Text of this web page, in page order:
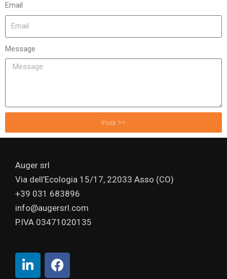
Email
Message
Invia >>
Auger srl
Via dell’Ecologia 15/17, 22033 Asso (CO)
+39 031 683896
info@augersrl.com
P.IVA 03471020135